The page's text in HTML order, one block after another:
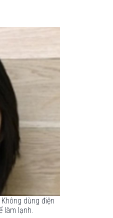
dùng điện
làm lạnh.